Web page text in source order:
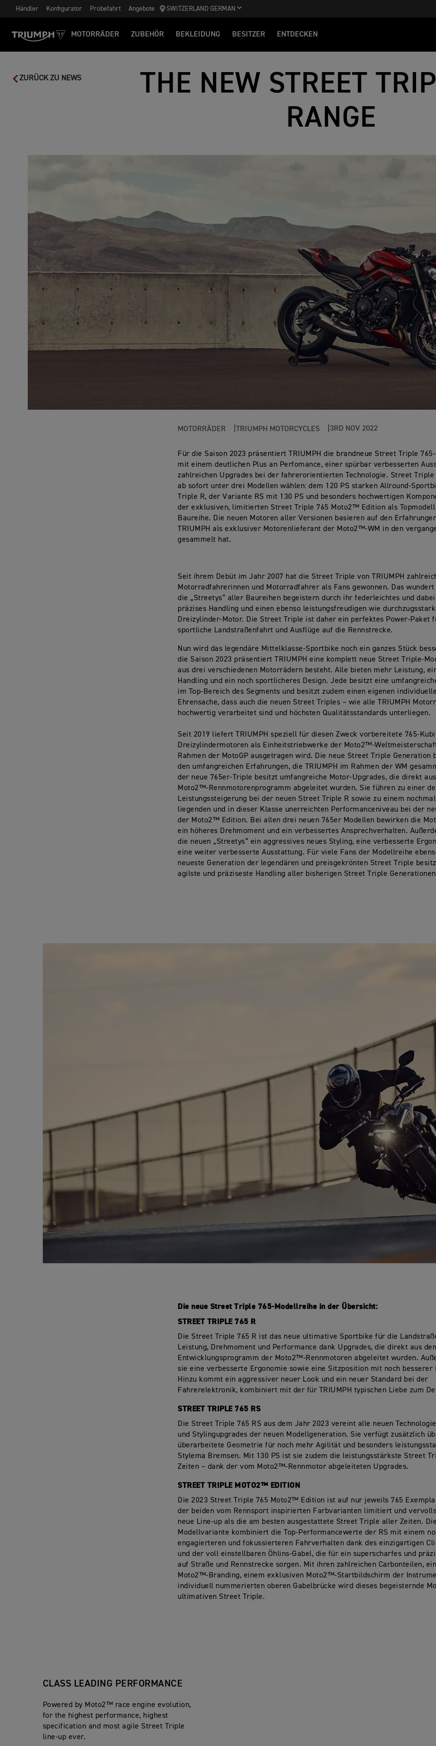
Händler Konfigurator Probefahrt Angebote SWITZERLAND GERMAN
MOTORRÄDER ZUBEHÖR BEKLEIDUNG BESITZER ENTDECKEN
ZURÜCK ZU NEWS
THE NEW STREET
RANGE
MOTORRÄDER TRIUMPH MOTORCYCLES 3RD NOV 2022
Für die Saison 2023 präsentiert TRIUMPH die brandneue Street Triple
mit einem deutlichen Plus an Perfomance, einer spürbar verbesserten
zahlreichen Upgrades bei der fahrerorientierten Technologie. Street Triple
ab sofort unter drei Modellen wählen: dem 120 PS starken Allround-
Triple R, der Variante RS mit 130 PS und besonders hochwertigen
der exklusiven, limitierten Street Triple 765 Moto2™ Edition als
Baureihe. Die neuen Motoren aller Versionen basieren auf den
TRIUMPH als exklusiver Motorenlieferant der Moto2™-WM in den
gesammelt hat.
Seit ihrem Debüt im Jahr 2007 hat die Street Triple von TRIUMPH
Motorradfahrerinnen und Motorradfahrer als Fans gewonnen. Das
die „Streetys“ aller Baureihen begeistern durch ihrfederleichtes und
präzises Handling und einen ebenso leistungsfreudigen wie
Dreizylinder-Motor. Die Street Triple ist daher ein perfektes Power-Paket
sportliche Landstraßenfahrt und Ausflüge auf die Rennstrecke.
Nun wird das legendäre Mittelklasse-Sportbike noch ein ganzes Stück
die Saison 2023 präsentiert TRIUMPH eine komplett neue Street Triple-
aus drei verschiedenen Motorrädern besteht. Alle bieten mehr Leistung,
Handling und ein noch sportlicheres Design. Jede besitzt eine
im Top-Bereich des Segments und besitzt zudem einen eigenen
Ehrensache, dass auch die neuen Street Triples – wie alle TRIUMPH
hochwertig verarbeitet sind und höchsten Qualitätsstandards unterliegen.
Seit 2019 liefert TRIUMPH speziell für diesen Zweck vorbereitete 765-
Dreizylindermotoren als Einheitstriebwerke der Moto2™-
Rahmen der MotoGP ausgetragen wird. Die neue Street Triple Generation
den umfangreichen Erfahrungen, die TRIUMPH im Rahmen der WM
der neue 765er-Triple besitzt umfangreiche Motor-Upgrades, die direkt
Moto2™-Rennmotorenprogramm abgeleitet wurden. Sie führen zu einer
Leistungssteigerung bei der neuen Street Triple R sowie zu einem
liegenden und in dieser Klasse unerreichten Performanceniveau bei der
der Moto2™ Edition. Bei allen drei neuen 765er Modellen bewirken die
ein höheres Drehmoment und ein verbessertes Ansprechverhalten.
die neuen „Streetys“ ein aggressives neues Styling, eine verbesserte
eine weiter verbesserte Ausstattung. Für viele Fans der Modellreihe
neueste Generation der legendären und preisgekrönten Street Triple
agilste und präziseste Handling aller bisherigen Street Triple
Die neue Street Triple 765-Modellreihe in der Übersicht:
STREET TRIPLE 765 R
Die Street Triple 765 R ist das neue ultimative Sportbike für die
Leistung, Drehmoment und Performance dank Upgrades, die direkt aus
Entwicklungsprogramm der Moto2™-Rennmotoren abgeleitet wurden.
sie eine verbesserte Ergonomie sowie eine Sitzposition mit noch besserer
Hinzu kommt ein aggressiver neuer Look und ein neuer Standard bei der
Fahrerelektronik, kombiniert mit der für TRIUMPH typischen Liebe zum
STREET TRIPLE 765 RS
Die Street Triple 765 RS aus dem Jahr 2023 vereint alle neuen
und Stylingupgrades der neuen Modellgeneration. Sie verfügt zusätzlich
überarbeitete Geometrie für noch mehr Agilität und besonders
Stylema Bremsen. Mit 130 PS ist sie zudem die leistungsstärkste Street
Zeiten – dank der vom Moto2™-Rennmotor abgeleiteten Upgrades.
STREET TRIPLE MOTO2™ EDITION
Die 2023 Street Triple 765 Moto2™ Edition ist auf nur jeweils 765
der beiden vom Rennsport inspirierten Farbvarianten limitiert und
neue Line-up als die am besten ausgestattete Street Triple aller Zeiten.
Modellvariante kombiniert die Top-Performancewerte der RS mit einem
engagierteren und fokussierteren Fahrverhalten dank des einzigartigen
und der voll einstellbaren Öhlins-Gabel, die für ein superscharfes und
auf Straße und Rennstrecke sorgen. Mit ihren zahlreichen Carbonteilen,
Moto2™-Branding, einem exklusiven Moto2™-Startbildschirm der
individuell nummerierten oberen Gabelbrücke wird dieses begeisternde
ultimativen Street Triple.
CLASS LEADING PERFORMANCE
Powered by Moto2™ race engine evolution,
for the highest performance, highest
specification and most agile Street Triple
line-up ever.